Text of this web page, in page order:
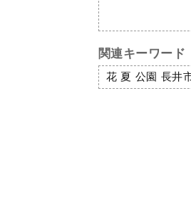
関連キーワード
花 夏 公園 長井